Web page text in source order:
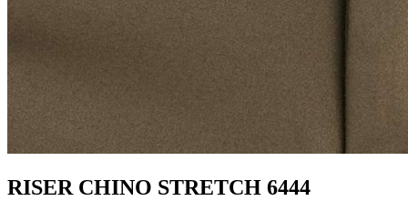
RISER CHINO STRETCH 6444